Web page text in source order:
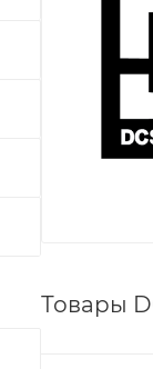
Товары